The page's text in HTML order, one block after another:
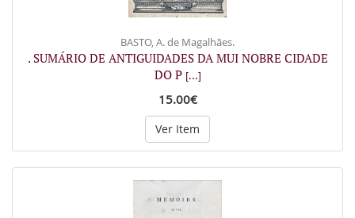
BASTO, A. de Magalhães.
. SUMÁRIO DE ANTIGUIDADES DA MUI NOBRE CIDADE
DO P [...]
15.00€
Ver Item